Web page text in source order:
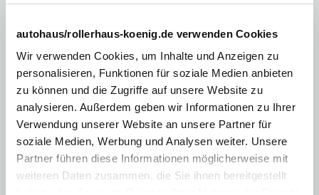
autohaus/rollerhaus-koenig.de verwenden Cookies
Wir verwenden Cookies, um Inhalte und Anzeigen zu
personalisieren, Funktionen für soziale Medien anbieten
zu können und die Zugriffe auf unsere Website zu
analysieren. Außerdem geben wir Informationen zu Ihrer
Verwendung unserer Website an unsere Partner für
soziale Medien, Werbung und Analysen weiter. Unsere
Partner führen diese Informationen möglicherweise mit
weiteren Daten zusammen, die Sie ihnen bereitgestellt
Weitere Details:
16-Zoll-Stahlfelgen
Reifen-Reparatur-Kit
Schiebetür rechts verblecht
Heckflügeltür verblecht, 180° öffnend 1/3 (rechts), 2/3 (links)
Elektrische Fensterheber
Außenspiegel elektrisch verstellbar und beheizbar